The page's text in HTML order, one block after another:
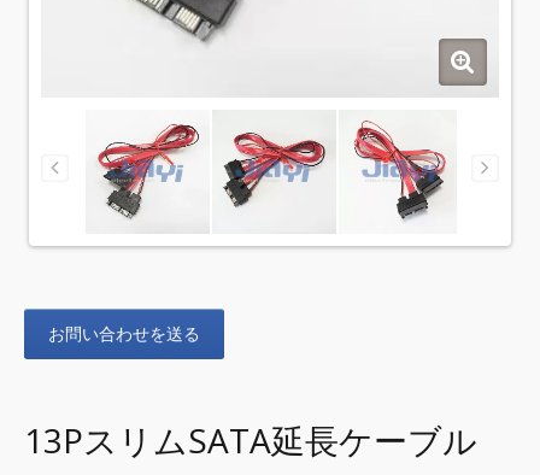
お問い合わせを送る
13PスリムSATA延長ケーブル